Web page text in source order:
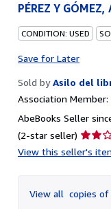
PÉREZ Y
CONDITION: USED
Save for Later
Sold by Asilo del
Association Member:
AbeBooks Seller
(2-star seller) Seller
rating
of
5
View this seller's
View all copies